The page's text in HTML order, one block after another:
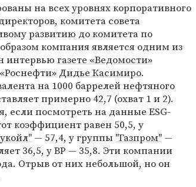
на всех уровнях корпоративного
комитета совета
развитию до комитета по
компания является одним из
интервью газете «Ведомости»
Дидье Касимиро.
на 1000 баррелей нефтяного
примерно 42,7 (охват 1 и 2).
если посмотреть на данные ESG-
коэффициент равен 50,5, у
— 57,4, у группы "Газпром" —
36,5, у BP — 35,8. Эти компании
Отрыв от них небольшой, но он